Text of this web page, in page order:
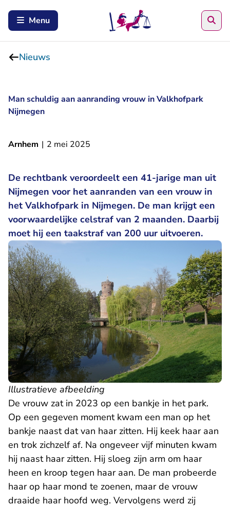
Menu
Nieuws
Man schuldig aan aanranding vrouw in Valkhofpark
Nijmegen
Arnhem | 2 mei 2025
De rechtbank veroordeelt een 41-jarige man uit
Nijmegen voor het aanranden van een vrouw in
het Valkhofpark in Nijmegen. De man krijgt een
voorwaardelijke celstraf van 2 maanden. Daarbij
moet hij een taakstraf van 200 uur uitvoeren.
Illustratieve afbeelding
De vrouw zat in 2023 op een bankje in het park.
Op een gegeven moment kwam een man op het
bankje naast dat van haar zitten. Hij keek haar aan
en trok zichzelf af. Na ongeveer vijf minuten kwam
hij naast haar zitten. Hij sloeg zijn arm om haar
heen en kroop tegen haar aan. De man probeerde
haar op haar mond te zoenen, maar de vrouw
draaide haar hoofd weg. Vervolgens werd zij